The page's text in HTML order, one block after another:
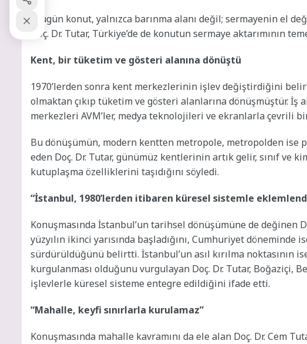
“Bugün konut, yalnızca barınma alanı değil; sermayenin el
Doç. Dr. Tutar, Türkiye’de de konutun sermaye
Kent, bir tüketim ve gösteri alanına dönüştü
1970’lerden sonra kent merkezlerinin işlev değiştirdiğini
olmaktan çıkıp tüketim ve gösteri alanlarına dönüşmüştür.
merkezleri AVM’ler, medya teknolojileri ve ekranlarla çevrili
Bu dönüşümün, modern kentten metropole, metropolden
eden Doç. Dr. Tutar, günümüz kentlerinin artık gelir, sınıf ve
kutuplaşma özelliklerini taşıdığını söyledi.
“İstanbul, 1980’lerden itibaren küresel sistemle
Konuşmasında İstanbul’un tarihsel dönüşümüne de değinen
yüzyılın ikinci yarısında başladığını, Cumhuriyet
sürdürüldüğünü belirtti. İstanbul’un asıl kırılma noktasının
kurgulanması olduğunu vurgulayan Doç. Dr. Tutar, Boğaziçi,
işlevlerle küresel sisteme entegre edildiğini ifade etti.
“Mahalle, keyfi sınırlarla kurulamaz”
Konuşmasında mahalle kavramını da ele alan Doç. Dr. Cem